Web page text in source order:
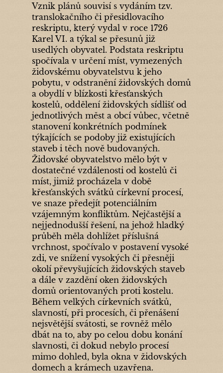
Vznik plánů souvisí s vydáním tzv.
translokačního či přesidlovacího
reskriptu, který vydal v roce 1726
Karel VI. a týkal se přesunů již
usedlých obyvatel. Podstata reskriptu
spočívala v určení míst, vymezených
židovskému obyvatelstvu k jeho
pobytu, v odstranění židovských domů
a obydlí v blízkosti křesťanských
kostelů, oddělení židovských sídlišť od
jednotlivých měst a obcí vůbec, včetně
stanovení konkrétních podmínek
týkajících se podoby již existujících
staveb i těch nově budovaných.
Židovské obyvatelstvo mělo být v
dostatečné vzdálenosti od kostelů či
míst, jimiž procházela v době
křesťanských svátků církevní procesí,
ve snaze předejít potenciálním
vzájemným konfliktům. Nejčastější a
nejjednodušší řešení, na jehož hladký
průběh měla dohlížet příslušná
vrchnost, spočívalo v postavení vysoké
zdi, ve snížení vysokých či přesněji
okolí převyšujících židovských staveb
a dále v zazdění oken židovských
domů orientovaných proti kostelu.
Během velkých církevních svátků,
slavností, při procesích, či přenášení
nejsvětější svátosti, se rovněž mělo
dbát na to, aby po celou dobu konání
slavnosti, či dokud nebylo procesí
mimo dohled, byla okna v židovských
domech a krámech uzavřena.